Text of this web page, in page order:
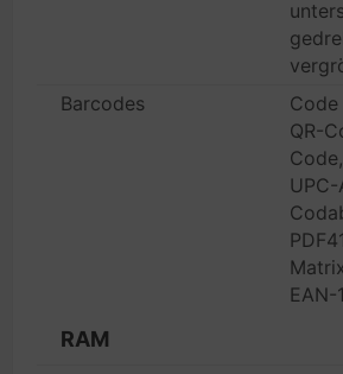
Barcodes
QR-
UPC-
EAN-
RAM